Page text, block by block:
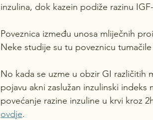
inzulina, dok kazein podiže razinu
Poveznica između unosa mliječnih
Neke studije su tu poveznicu
No kada se uzme u obzir GI različitih
pojavu akni zaslužan inzulinski
povećanje razine inzuline u krvi kroz
ovdje.